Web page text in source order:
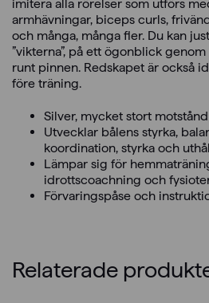
imitera alla rörelser som utförs
armhävningar, biceps curls,
och många, många fler. Du kan
”vikterna”, på ett ögonblick
runt pinnen. Redskapet är också
före träning.
Silver, mycket stort
Utvecklar bålens styrka,
koordination, styrka och
Lämpar sig för
idrottscoachning och
Förvaringspåse och
Relaterade